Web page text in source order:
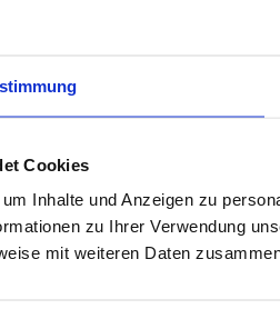
Cookies
Inhalte und Anzeigen zu
zu Ihrer Verwendung
mit weiteren Daten